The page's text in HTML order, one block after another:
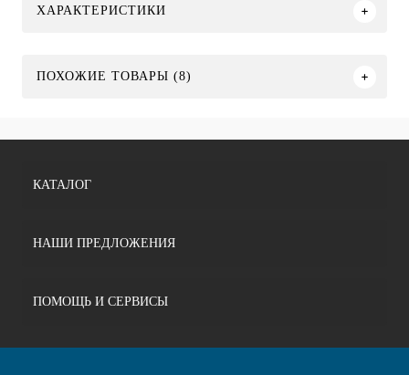
ХАРАКТЕРИСТИКИ
ПОХОЖИЕ ТОВАРЫ (8)
КАТАЛОГ
НАШИ ПРЕДЛОЖЕНИЯ
ПОМОЩЬ И СЕРВИСЫ